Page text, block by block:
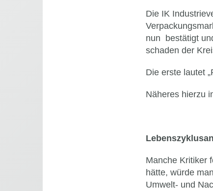
Die IK
nun bestätigt
schaden der
Die erste lautet
Näheres hierzu
Manche Kritiker
hätte, würde
Umwelt- und